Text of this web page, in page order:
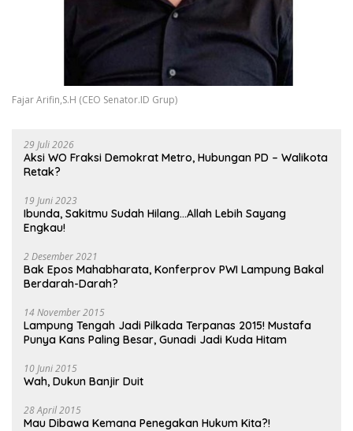
Fajar Arifin,S.H (CEO Senator.ID Grup)
29 Juli 2026
Aksi WO Fraksi Demokrat Metro, Hubungan PD – Walikota
Retak?
19 Juni 2023
Ibunda, Sakitmu Sudah Hilang…Allah Lebih Sayang
Engkau!
2 Desember 2021
Bak Epos Mahabharata, Konferprov PWI Lampung Bakal
Berdarah-Darah?
14 November 2015
Lampung Tengah Jadi Pilkada Terpanas 2015! Mustafa
Punya Kans Paling Besar, Gunadi Jadi Kuda Hitam
10 Juni 2015
Wah, Dukun Banjir Duit
28 April 2015
Mau Dibawa Kemana Penegakan Hukum Kita?!